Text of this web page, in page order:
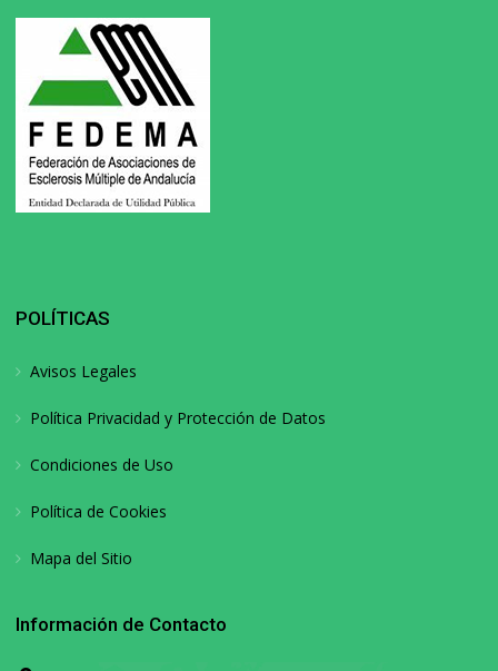
POLÍTICAS
Avisos Legales
Política Privacidad y Protección de Datos
Condiciones de Uso
Política de Cookies
Mapa del Sitio
Información de Contacto